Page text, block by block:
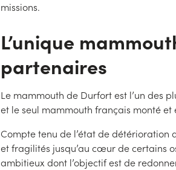
missions.
L’unique
partenaires
Le mammouth de Durfort est l’un des
et le seul mammouth français monté et
Compte tenu de l’état de détérioration
et fragilités jusqu’au cœur de certains
ambitieux dont l’objectif est de